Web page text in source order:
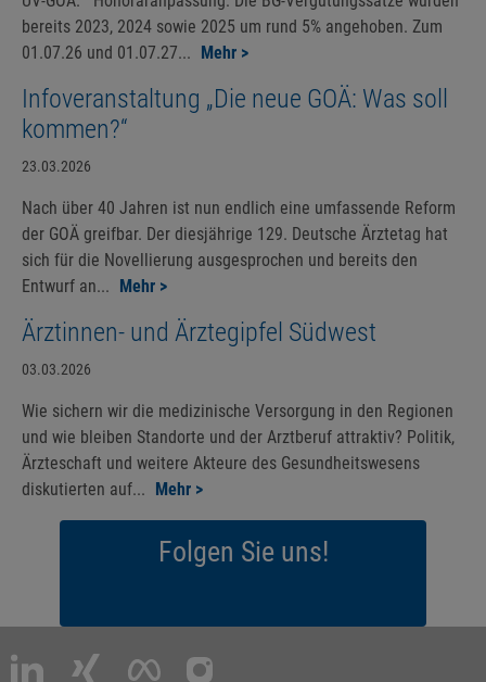
bereits 2023, 2024 sowie 2025 um rund 5% angehoben. Zum
01.07.26 und 01.07.27... Mehr >
Infoveranstaltung „Die neue GOÄ: Was soll
kommen?“
23.03.2026
Nach über 40 Jahren ist nun endlich eine umfassende Reform
der GOÄ greifbar. Der diesjährige 129. Deutsche Ärztetag hat
sich für die Novellierung ausgesprochen und bereits den
Entwurf an... Mehr >
Ärztinnen- und Ärztegipfel Südwest
03.03.2026
Wie sichern wir die medizinische Versorgung in den Regionen
und wie bleiben Standorte und der Arztberuf attraktiv? Politik,
Ärzteschaft und weitere Akteure des Gesundheitswesens
diskutierten auf... Mehr >
Folgen Sie uns!